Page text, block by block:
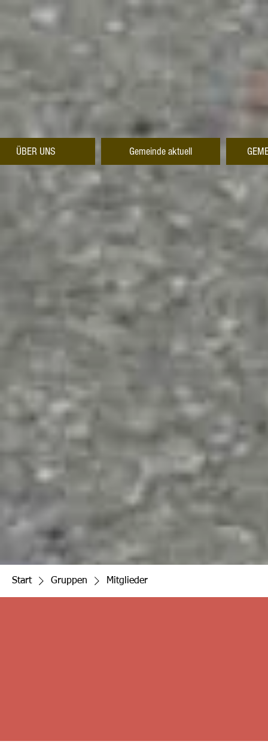
ÜBER UNS Gemeinde aktuell
Start Gruppen Mitglieder